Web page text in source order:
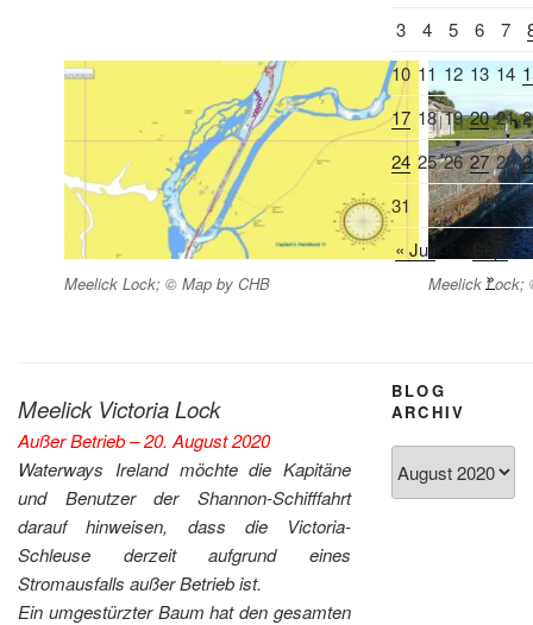
Meelick Lock; © Map by CHB Meelick Lock;
Meelick Victoria Lock
Außer Betrieb – 20. August 2020
Waterways Ireland möchte die Kapitäne
und Benutzer der Shannon-Schifffahrt
darauf hinweisen, dass die Victoria-
Schleuse derzeit aufgrund eines
Stromausfalls außer Betrieb ist.
Ein umgestürzter Baum hat den gesamten
3
4 5 6 7
10 11 12 13 14
17 18 19 20 21
24 25 26 27 28
31
« Juli
Sep.
»
BLOG
ARCHIV
Archiv